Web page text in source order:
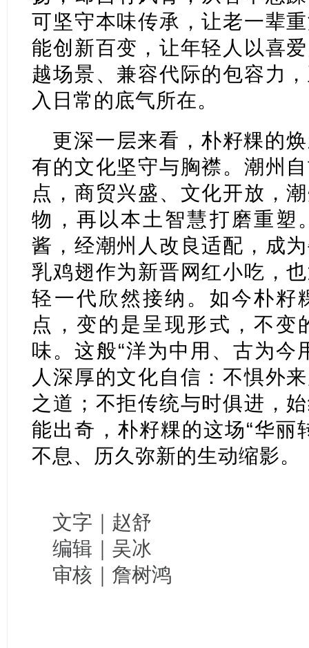
可坚守本味传承，让老一辈
能创新百变，让年轻人以喜
越场景、兼容代际的包容力
入日常的底气所在。
更深一层来看，朴籽粿的
有的文化坚守与胸襟。潮州
点，商贸兴盛、文化开放，
物，再以本土智慧打磨重塑
酱，经潮州人改良适配，成
乳鸡翅作为新晋网红小吃，
轻一代欣然接纳。如今朴籽
点，变的是呈现形式，不变
味。这般“洋为中用、古为今
人深厚的文化自信：不惧外
之道；不拒传统与时俱进，
能出奇，朴籽粿的这场“华丽
不息、历久弥新的生动缩影。
文字｜赵舒
编辑｜吴冰
审核｜詹树鸿